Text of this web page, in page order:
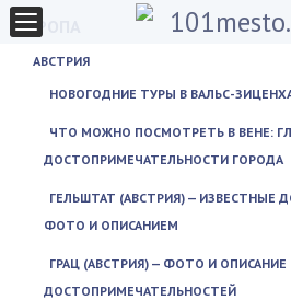
ЕВРОПА
АВСТРИЯ
НОВОГОДНИЕ ТУРЫ В ВАЛЬС-
ЧТО МОЖНО ПОСМОТРЕТЬ В ВЕНЕ:
ДОСТОПРИМЕЧАТЕЛЬНОСТИ ГОРОДА
ГЕЛЬШТАТ (АВСТРИЯ) — ИЗВЕСТНЫЕ
ФОТО И ОПИСАНИЕМ
ГРАЦ (АВСТРИЯ) — ФОТО И ОПИСАНИЕ
ДОСТОПРИМЕЧАТЕЛЬНОСТЕЙ